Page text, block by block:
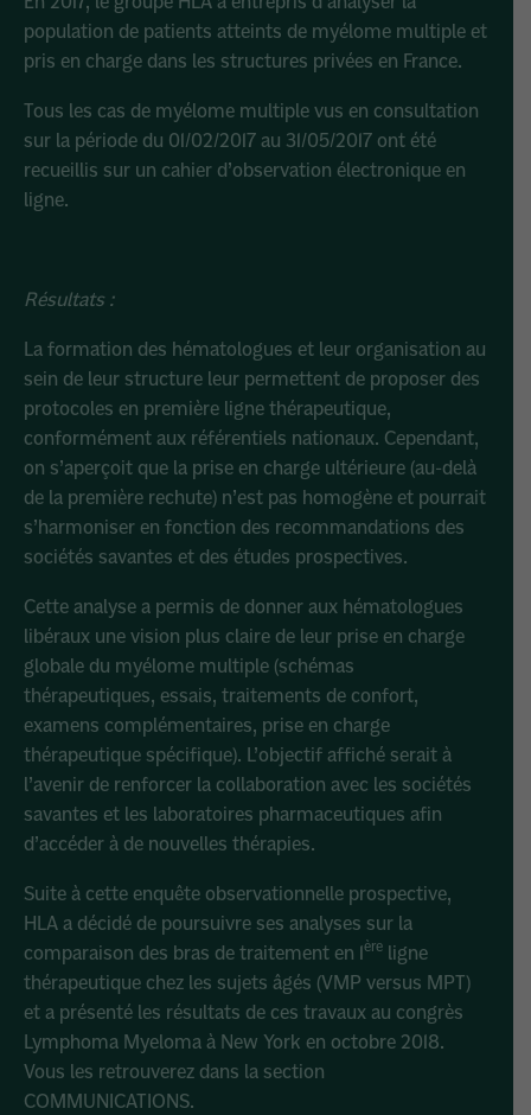
population de patients atteints de myélome multiple et
pris en charge dans les structures privées en France.
Tous les cas de myélome multiple vus en consultation
sur la période du 01/02/2017 au 31/05/2017 ont été
recueillis sur un cahier d’observation électronique en
ligne.
Résultats :
La formation des hématologues et leur organisation au
sein de leur structure leur permettent de proposer des
protocoles en première ligne thérapeutique,
conformément aux référentiels nationaux. Cependant,
on s’aperçoit que la prise en charge ultérieure (au-delà
de la première rechute) n’est pas homogène et pourrait
s’harmoniser en fonction des recommandations des
sociétés savantes et des études prospectives.
Cette analyse a permis de donner aux hématologues
libéraux une vision plus claire de leur prise en charge
globale du myélome multiple (schémas
thérapeutiques, essais, traitements de confort,
examens complémentaires, prise en charge
thérapeutique spécifique). L’objectif affiché serait à
l’avenir de renforcer la collaboration avec les sociétés
savantes et les laboratoires pharmaceutiques afin
d’accéder à de nouvelles thérapies.
Suite à cette enquête observationnelle prospective,
HLA a décidé de poursuivre ses analyses sur la
comparaison des bras de traitement en 1ère ligne
thérapeutique chez les sujets âgés (VMP versus MPT)
et a présenté les résultats de ces travaux au congrès
Lymphoma Myeloma à New York en octobre 2018.
Vous les retrouverez dans la section
COMMUNICATIONS.